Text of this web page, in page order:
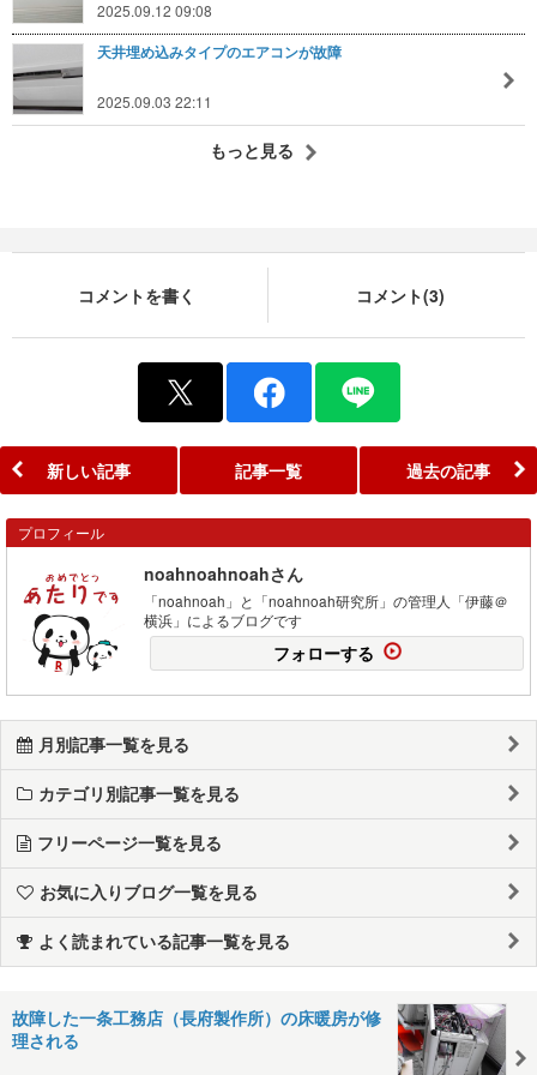
2025.09.12 09:08
天井埋め込みタイプのエアコンが故障
2025.09.03 22:11
もっと見る
コメントを書く コメント(3)
新しい記事 記事一覧 過去の記事
プロフィール
noahnoahnoahさん
「noahnoah」と「noahnoah研究所」の管理人「伊藤＠
横浜」によるブログです
フォローする
月別記事一覧を見る
カテゴリ別記事一覧を見る
フリーページ一覧を見る
お気に入りブログ一覧を見る
よく読まれている記事一覧を見る
故障した一条工務店（長府製作所）の床暖房が修
理される